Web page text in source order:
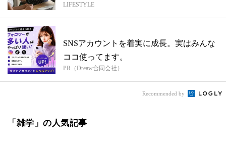
LIFESTYLE
SNSアカウントを着実に成長。実はみんな
ココ使ってます。
PR（Dreaw合同会社）
Recommended by
「雑学」の人気記事